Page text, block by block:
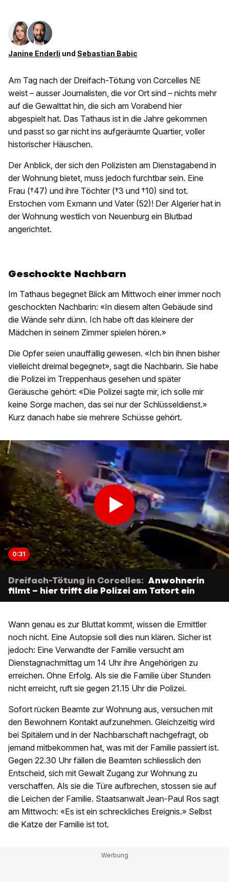
Janine Enderli und Sebastian Babic
Am Tag nach der Dreifach-Tötung von Corcelles NE
weist – ausser Journalisten, die vor Ort sind – nichts mehr
auf die Gewalttat hin, die sich am Vorabend hier
abgespielt hat. Das Tathaus ist in die Jahre gekommen
und passt so gar nicht ins aufgeräumte Quartier, voller
historischer Häuschen.
Der Anblick, der sich den Polizisten am Dienstagabend in
der Wohnung bietet, muss jedoch furchtbar sein. Eine
Frau (†47) und ihre Töchter (†3 und †10) sind tot.
Erstochen vom Exmann und Vater (52)! Der Algerier hat in
der Wohnung westlich von Neuenburg ein Blutbad
angerichtet.
Geschockte Nachbarn
Im Tathaus begegnet Blick am Mittwoch einer immer noch
geschockten Nachbarin: «In diesem alten Gebäude sind
die Wände sehr dünn. Ich habe oft das kleinere der
Mädchen in seinem Zimmer spielen hören.»
Die Opfer seien unauffällig gewesen. «Ich bin ihnen bisher
vielleicht dreimal begegnet», sagt die Nachbarin. Sie habe
die Polizei im Treppenhaus gesehen und später
Geräusche gehört: «Die Polizei sagte mir, ich solle mir
keine Sorge machen, das sei nur der Schlüsseldienst.»
Kurz danach habe sie mehrere Schüsse gehört.
0:31
Dreifach-Tötung in Corcelles: Anwohnerin
filmt – hier trifft die Polizei am Tatort ein
Wann genau es zur Bluttat kommt, wissen die Ermittler
noch nicht. Eine Autopsie soll dies nun klären. Sicher ist
jedoch: Eine Verwandte der Familie versucht am
Dienstagnachmittag um 14 Uhr ihre Angehörigen zu
erreichen. Ohne Erfolg. Als sie die Familie über Stunden
nicht erreicht, ruft sie gegen 21.15 Uhr die Polizei.
Sofort rücken Beamte zur Wohnung aus, versuchen mit
den Bewohnern Kontakt aufzunehmen. Gleichzeitig wird
bei Spitälern und in der Nachbarschaft nachgefragt, ob
jemand mitbekommen hat, was mit der Familie passiert ist.
Gegen 22.30 Uhr fällen die Beamten schliesslich den
Entscheid, sich mit Gewalt Zugang zur Wohnung zu
verschaffen. Als sie die Türe aufbrechen, stossen sie auf
die Leichen der Familie. Staatsanwalt Jean-Paul Ros sagt
am Mittwoch: «Es ist ein schreckliches Ereignis.» Selbst
die Katze der Familie ist tot.